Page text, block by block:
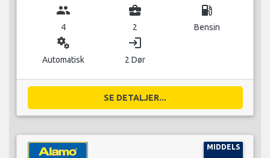
group
4
business_center
2
local_gas_station
Bensin
miscellaneous_services
Automatisk
login
2 Dør
SE DETALJER...
MIDDELS